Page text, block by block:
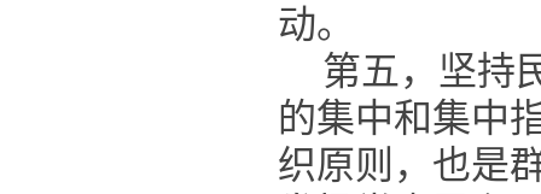
动。
第五，坚持
的集中和集中
织原则，也是